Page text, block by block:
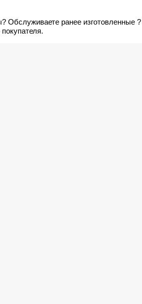
Обслуживаете ранее изготовленные